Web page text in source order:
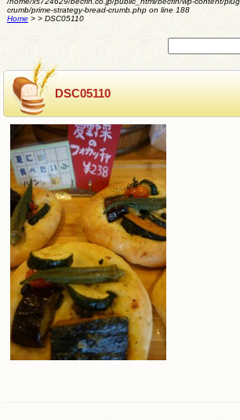
crumb/prime-strategy-bread-crumb.phpon line 188
Home> > DSC05110
DSC05110